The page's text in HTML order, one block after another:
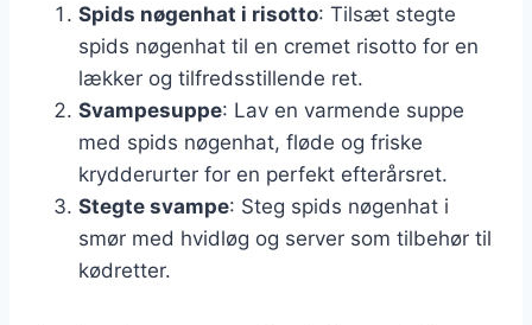
Spids nøgenhat i risotto: Tilsæt stegte
spids nøgenhat til en cremet risotto for en
lækker og tilfredsstillende ret.
Svampesuppe: Lav en varmende suppe
med spids nøgenhat, fløde og friske
krydderurter for en perfekt efterårsret.
Stegte svampe: Steg spids nøgenhat i
smør med hvidløg og server som tilbehør til
kødretter.